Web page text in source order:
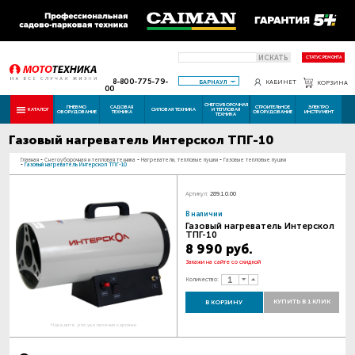
ИСКАТЬ СТАТУС РЕМОНТА
8-800-775-79-
00
БАРНАУЛ КАБИНЕТ КОРЗИНА
КАТАЛОГ ПНЕВМО
ОБОРУДОВАНИЕ
САДОВАЯ
ТЕХНИКА СИЛОВАЯ ТЕХНИКА
СНЕГОУБОРОЧНАЯ
И ТЕПЛОВАЯ
ТЕХНИКА
СТРОИТЕЛЬНОЕ
ОБОРУДОВАНИЕ
ЭЛЕКТРО
ИНСТРУМЕНТ
Газовый нагреватель Интерскол ТПГ-10
Главная - Снегоуборочная и тепловая техника - Нагреватели, тепловые пушки - Газовые тепловые пушки
- Газовый нагреватель Интерскол ТПГ-10
Наведите для увеличения картинки
Артикул: 289.1.0.00
В наличии
Газовый нагреватель Интерскол
ТПГ-10
8 990 руб.
Закажи на сайте со скидкой
Количество:
В КОРЗИНУ КУПИТЬ В 1 КЛИК